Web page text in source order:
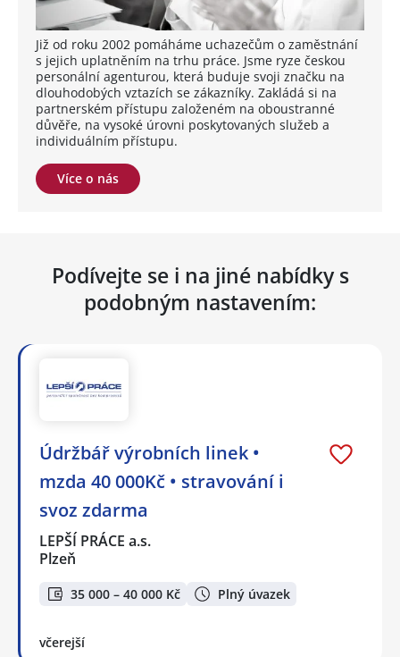
Již od roku 2002 pomáháme uchazečům o zaměstnání
s jejich uplatněním na trhu práce. Jsme ryze českou
personální agenturou, která buduje svoji značku na
dlouhodobých vztazích se zákazníky. Zakládá si na
partnerském přístupu založeném na oboustranné
důvěře, na vysoké úrovni poskytovaných služeb a
individuálním přístupu.
Více o nás
Podívejte se i na jiné nabídky s
podobným nastavením:
Údržbář výrobních linek •
mzda 40 000Kč • stravování i
svoz zdarma
LEPŠÍ PRÁCE a.s.
Plzeň
35 000 – 40 000 Kč Plný úvazek
včerejší